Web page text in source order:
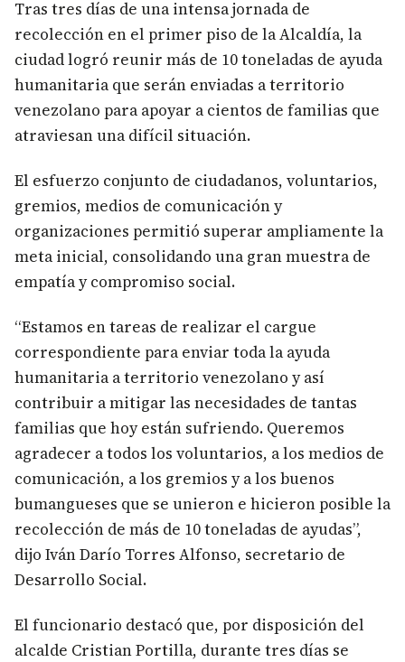
Tras tres días de una intensa jornada de
recolección en el primer piso de la Alcaldía, la
ciudad logró reunir más de 10 toneladas de ayuda
humanitaria que serán enviadas a territorio
venezolano para apoyar a cientos de familias que
atraviesan una difícil situación.
El esfuerzo conjunto de ciudadanos, voluntarios,
gremios, medios de comunicación y
organizaciones permitió superar ampliamente la
meta inicial, consolidando una gran muestra de
empatía y compromiso social.
“Estamos en tareas de realizar el cargue
correspondiente para enviar toda la ayuda
humanitaria a territorio venezolano y así
contribuir a mitigar las necesidades de tantas
familias que hoy están sufriendo. Queremos
agradecer a todos los voluntarios, a los medios de
comunicación, a los gremios y a los buenos
bumangueses que se unieron e hicieron posible la
recolección de más de 10 toneladas de ayudas”,
dijo Iván Darío Torres Alfonso, secretario de
Desarrollo Social.
El funcionario destacó que, por disposición del
alcalde Cristian Portilla, durante tres días se